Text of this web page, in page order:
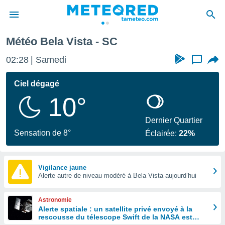
de
Météo Bela Vista - SC
02:28 Samedi ...
Ciel dégagé
10°
Sensation de 8°
Dernier Quartier
Éclairée:22%
Vigilance jaune
Alerte autre de niveau modéré à Bela Vista aujourd’hui
Astronomie
Alerte spatiale : un satellite privé envoyé à la
rescousse du télescope Swift de la NASA est